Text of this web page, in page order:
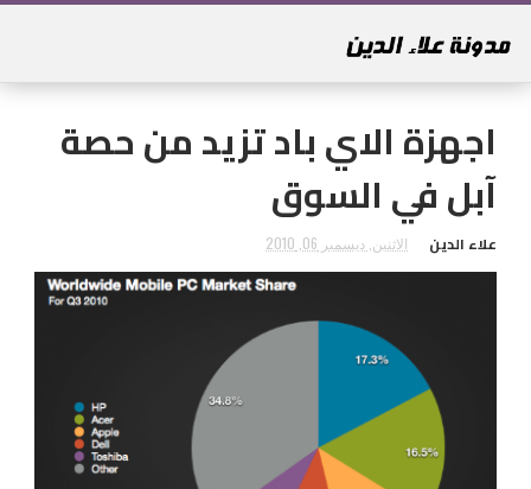
اجهزة الاي باد تزيد من حصة
آبل في السوق
علاء الدين الاثنين, ديسمبر 06, 2010